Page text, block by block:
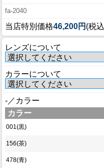
インフ
fa-2040
当店特別価格46,200円 (税
レンズについて
カラーについて
-／カラー
カラー
001(黒)
156(茶)
478(青)